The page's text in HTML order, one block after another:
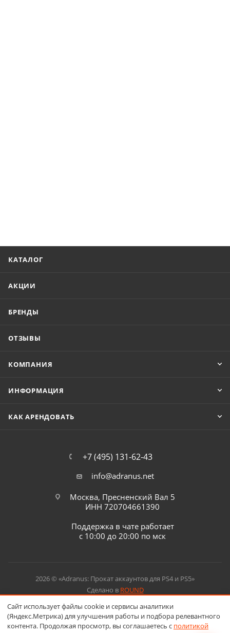
КАТАЛОГ
АКЦИИ
БРЕНДЫ
ОТЗЫВЫ
КОМПАНИЯ
ИНФОРМАЦИЯ
КАК АРЕНДОВАТЬ
+7 (495) 131-62-43
info@adranus.net
Москва, Пресненский Вал 5
ИНН 720704661390
Поддержка в чате работает
с 10:00 до 20:00 по мск
2026 © «Adranus: Прокат аккаунтов для PS4 и PS5»
Сделано в ROUND
Сайт использует файлы cookie и сервисы аналитики
(Яндекс.Метрика) для улучшения работы и подбора релевантного
контента. Продолжая просмотр, вы соглашаетесь с политикой